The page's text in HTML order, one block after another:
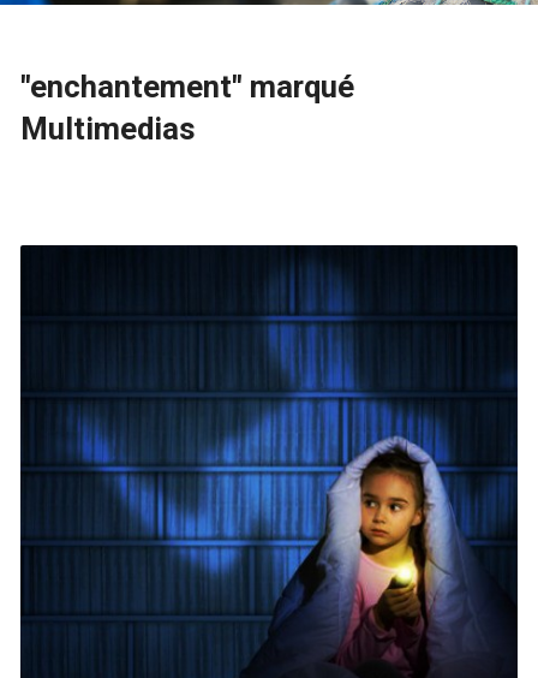
"enchantement" marqué
Multimedias